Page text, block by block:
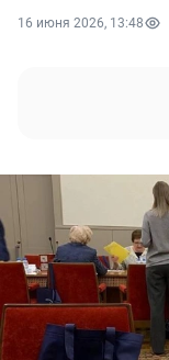
16 июня 2026, 13:48